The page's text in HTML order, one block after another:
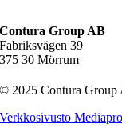
Contura Group AB
Fabriksvägen 39
375 30 Mörrum
© 2025 Contura Group
Verkkosivusto